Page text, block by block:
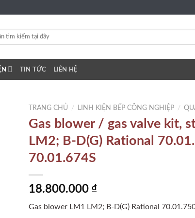
TIN TỨC LIÊN HỆ
TRANG CHỦ / LINH KIỆN BẾP CÔNG NGHIỆP /
Gas blower / gas valve kit,
LM2; B-D(G) Rational
70.01.674S
18.800.000 ₫
Gas blower LM1 LM2; B-D(G) Rational